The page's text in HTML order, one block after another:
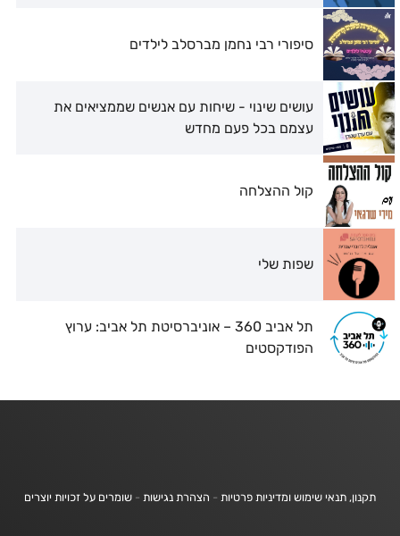
סיפורי רבי נחמן מברסלב לילדים
עושים שינוי - שיחות עם אנשים שממציאים את
עצמם בכל פעם מחדש
קול ההצלחה
שפות שלי
תל אביב 360 – אוניברסיטת תל אביב: ערוץ
הפודקסטים
תקנון, תנאי שימוש ומדיניות פרטיות - הצהרת נגישות - שומרים על זכויות יוצרים